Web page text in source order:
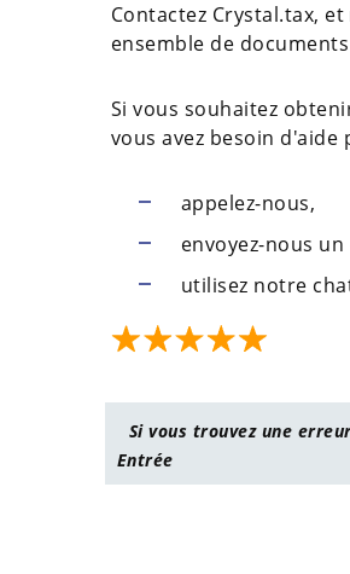
Contactez Сrystal.tax,
ensemble de
Si vous souhaitez
vous avez besoin
appelez-nous,
envoyez-nous
utilisez notre
Si vous trouvez une
Entrée